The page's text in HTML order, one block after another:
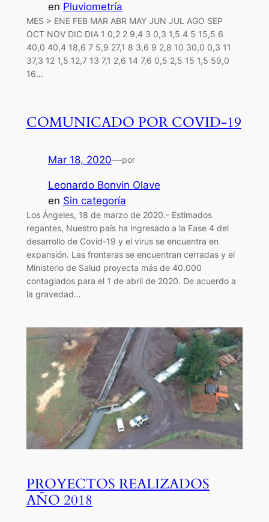
en Pluviometría
MES > ENE FEB MAR ABR MAY JUN JUL AGO SEP
OCT NOV DIC DIA 1 0,2 2 9,4 3 0,3 1,5 4 5 15,5 6
40,0 40,4 18,6 7 5,9 27,1 8 3,6 9 2,8 10 30,0 0,3 11
37,3 12 1,5 12,7 13 7,1 2,6 14 7,6 0,5 2,5 15 1,5 59,0
16…
COMUNICADO POR COVID-19
Mar 18, 2020—por
Leonardo Bonvin Olave
en Sin categoría
Los Ángeles, 18 de marzo de 2020.- Estimados
regantes, Nuestro país ha ingresado a la Fase 4 del
desarrollo de Covid-19 y el virus se encuentra en
expansión. Las fronteras se encuentran cerradas y el
Ministerio de Salud proyecta más de 40.000
contagiados para el 1 de abril de 2020. De acuerdo a
la gravedad…
PROYECTOS REALIZADOS
AÑO 2018